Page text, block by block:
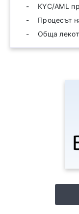
KYC/AML
Процесът
Обща